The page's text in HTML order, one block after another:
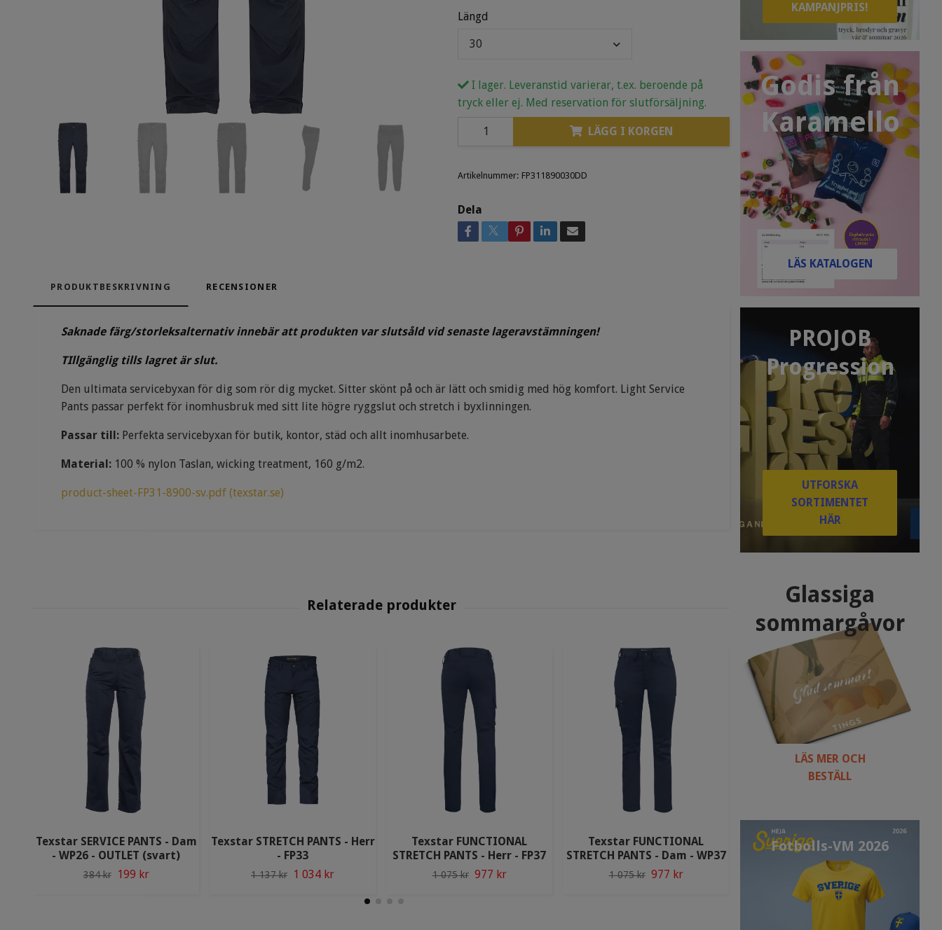
KAMPANJPRIS!
Godis från
Karamello
LÄS KATALOGEN
PROJOB
Progression
UTFORSKA
SORTIMENTET
HÄR
Glassiga
sommargåvor
LÄS MER OCH
BESTÄLL
Fotbolls-VM 2026
Längd
30
I lager. Leveranstid varierar, t.ex. beroende på
tryck eller ej. Med reservation för slutförsäljning.
LÄGG I KORGEN
Artikelnummer: FP311890030DD
Dela
PRODUKTBESKRIVNING RECENSIONER
Saknade färg/storleksalternativ innebär att produkten var slutsåld vid senaste lageravstämningen!
TIllgänglig tills lagret är slut.
Den ultimata servicebyxan för dig som rör dig mycket. Sitter skönt på och är lätt och smidig med hög komfort. Light Service
Pants passar perfekt för inomhusbruk med sitt lite högre ryggslut och stretch i byxlinningen.
Passar till: Perfekta servicebyxan för butik, kontor, städ och allt inomhusarbete.
Material: 100 % nylon Taslan, wicking treatment, 160 g/m2.
product-sheet-FP31-8900-sv.pdf (texstar.se)
Texstar SERVICE PANTS - Dam
- WP26 - OUTLET (svart)
384 kr 199 kr
Texstar STRETCH PANTS - Herr
- FP33
1 137 kr 1 034 kr
Texstar FUNCTIONAL
STRETCH PANTS - Herr - FP37
1 075 kr 977 kr
Texstar FUNCTIONAL
STRETCH PANTS - Dam - WP37
1 075 kr 977 kr
Texstar Stretch Pants - WP33
1 137 kr 1 034 kr